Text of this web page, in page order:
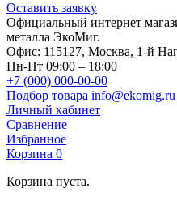
Оставить заявку
Официальный интернет
металла ЭкоМиг.
Офис: 115127, Москва, 1-й
Пн-Пт 09:00 – 18:00
+7 (000) 000-00-00
Подбор товара info@ekomig.ru
Личный кабинет
Сравнение
Избранное
Корзина 0
Корзина пуста.